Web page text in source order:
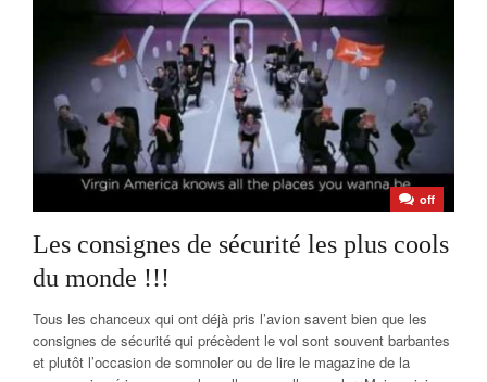
off
Les consignes de sécurité les plus cools
du monde !!!
Tous les chanceux qui ont déjà pris l’avion savent bien que les
consignes de sécurité qui précèdent le vol sont souvent barbantes
et plutôt l’occasion de somnoler ou de lire le magazine de la